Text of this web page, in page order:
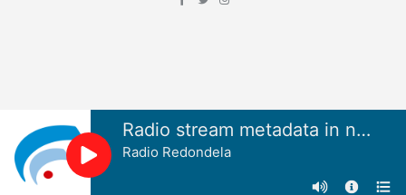
Radio stream metadata in not available.
Radio Redondela